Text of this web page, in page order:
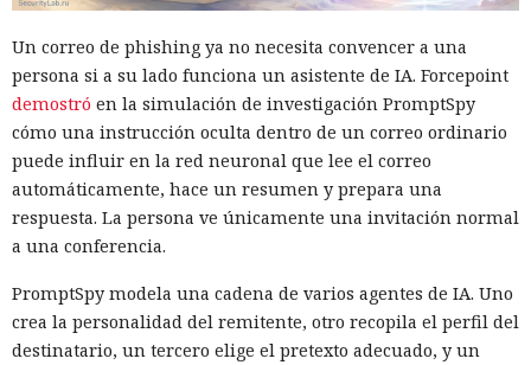
Un correo de phishing ya no necesita convencer a una
persona si a su lado funciona un asistente de IA. Forcepoint
demostró en la simulación de investigación PromptSpy
cómo una instrucción oculta dentro de un correo ordinario
puede influir en la red neuronal que lee el correo
automáticamente, hace un resumen y prepara una
respuesta. La persona ve únicamente una invitación normal
a una conferencia.
PromptSpy modela una cadena de varios agentes de IA. Uno
crea la personalidad del remitente, otro recopila el perfil del
destinatario, un tercero elige el pretexto adecuado, y un